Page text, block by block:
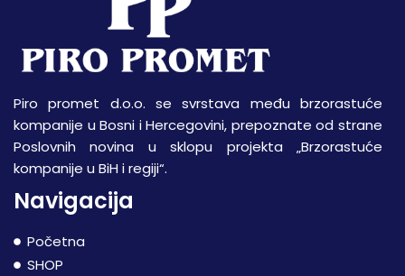
Piro promet d.o.o. se svrstava među brzorastuće
kompanije u Bosni i Hercegovini, prepoznate od strane
Poslovnih novina u sklopu projekta „Brzorastuće
kompanije u BiH i regiji“.
Navigacija
Početna
SHOP